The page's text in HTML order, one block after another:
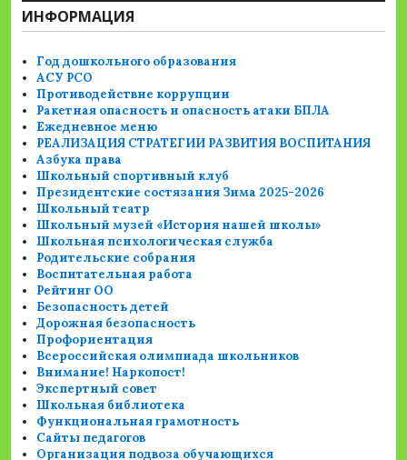
ИНФОРМАЦИЯ
Год дошкольного образования
АСУ РСО
Противодействие коррупции
Ракетная опасность и опасность атаки БПЛА
Ежедневное меню
РЕАЛИЗАЦИЯ СТРАТЕГИИ РАЗВИТИЯ ВОСПИТАНИЯ
Азбука права
Школьный спортивный клуб
Президентские состязания Зима 2025-2026
Школьный театр
Школьный музей «История нашей школы»
Школьная психологическая служба
Родительские собрания
Воспитательная работа
Рейтинг ОО
Безопасность детей
Дорожная безопасность
Профориентация
Всероссийская олимпиада школьников
Внимание! Наркопост!
Экспертный совет
Школьная библиотека
Функциональная грамотность
Сайты педагогов
Организация подвоза обучающихся